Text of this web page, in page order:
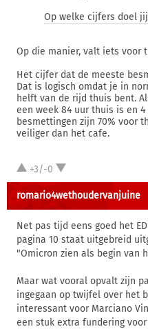
Op welke cijfers doel
Op die manier, valt iets voor
Het cijfer dat de meeste
Dat is logisch omdat je in
helft van de rijd thuis bent.
een week 84 uur thuis is en
besmettingen zijn 70% voor
veiliger dan het cafe.
+3/-0
romario4wethoudervanjuine
Net pas tijd eens goed het
pagina 10 staat uitgebreid
"Omicron zien als begin van
Maar wat vooral opvalt zijn
ingegaan op twijfel over het
interessant voor Marciano
een stuk extra fundering